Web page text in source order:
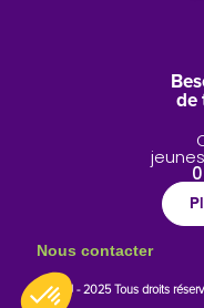
de
© CIDJ - 2025 Tous droits
Nous contacter